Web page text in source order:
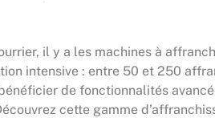
il y a les machines à
intensive : entre 50 et 250
de fonctionnalités
cette gamme